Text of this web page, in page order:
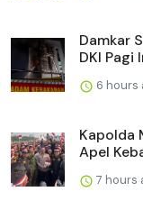
Damkar
DKI Pagi
6 hours
Kapolda
Apel
7 hours